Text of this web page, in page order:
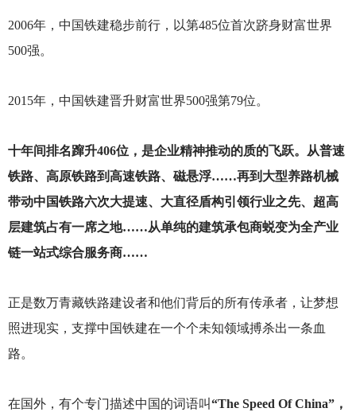
2006年，中国铁建稳步前行，以第485位首次跻身财富世界
500强。
2015年，中国铁建晋升财富世界500强第79位。
十年间排名蹿升406位，是企业精神推动的质的飞跃。从普速
铁路、高原铁路到高速铁路、磁悬浮……再到大型养路机械
带动中国铁路六次大提速、大直径盾构引领行业之先、超高
层建筑占有一席之地……从单纯的建筑承包商蜕变为全产业
链一站式综合服务商……
正是数万青藏铁路建设者和他们背后的所有传承者，让梦想
照进现实，支撑中国铁建在一个个未知领域搏杀出一条血
路。
在国外，有个专门描述中国的词语叫“The Speed Of China”，